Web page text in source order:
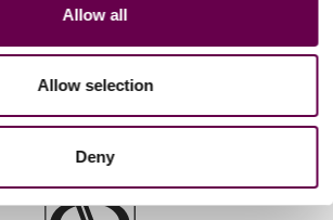
Allow all
Allow selection
Deny